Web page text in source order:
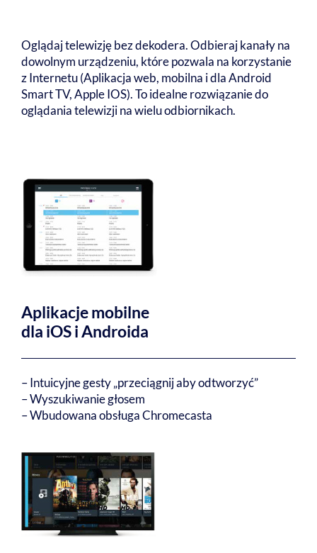
Oglądaj telewizję bez dekodera. Odbieraj kanały na
dowolnym urządzeniu, które pozwala na korzystanie
z Internetu (Aplikacja web, mobilna i dla Android
Smart TV, Apple IOS). To idealne rozwiązanie do
oglądania telewizji na wielu odbiornikach.
Aplikacje mobilne
dla iOS i Androida
– Intuicyjne gesty „przeciągnij aby odtworzyć”
– Wyszukiwanie głosem
– Wbudowana obsługa Chromecasta